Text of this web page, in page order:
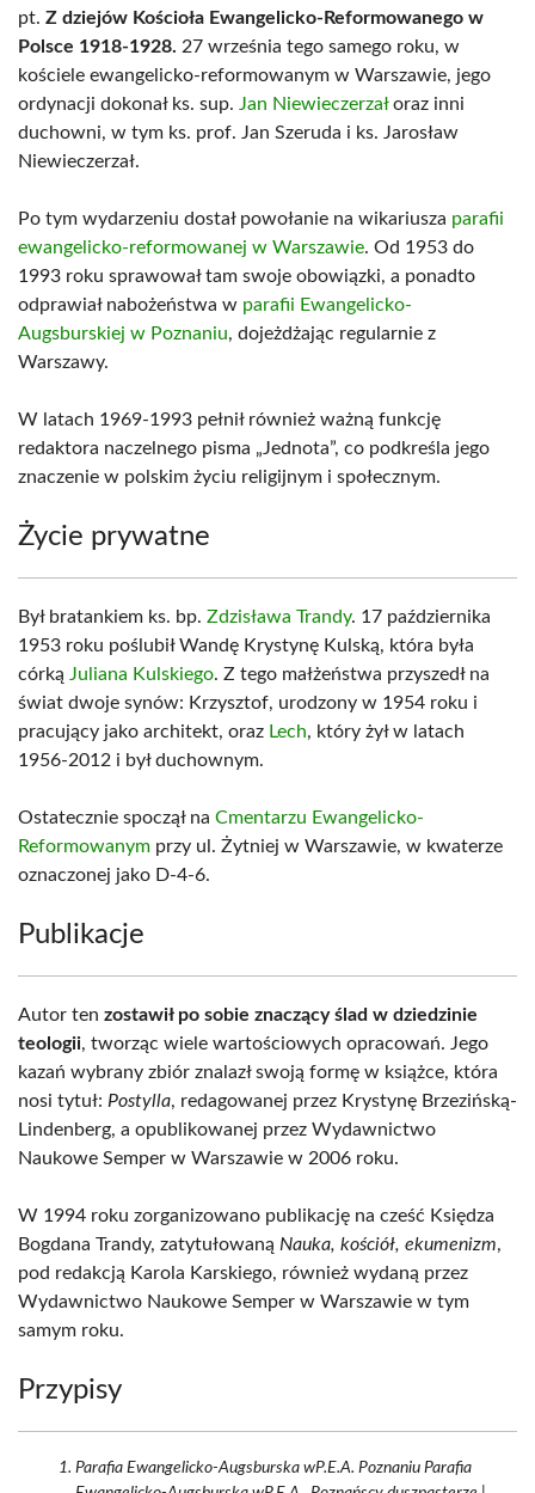
pt. Z dziejów Kościoła Ewangelicko-Reformowanego w
Polsce 1918-1928. 27 września tego samego roku, w
kościele ewangelicko-reformowanym w Warszawie, jego
ordynacji dokonał ks. sup. Jan Niewieczerzałoraz inni
duchowni, w tym ks. prof. Jan Szeruda i ks. Jarosław
Niewieczerzał.
Po tym wydarzeniu dostał powołanie na wikariusza parafii
ewangelicko-reformowanej w Warszawie. Od 1953 do
1993 roku sprawował tam swoje obowiązki, a ponadto
odprawiał nabożeństwa w parafii Ewangelicko-
Augsburskiej w Poznaniu, dojeżdżając regularnie z
Warszawy.
W latach 1969-1993 pełnił również ważną funkcję
redaktora naczelnego pisma „Jednota”, co podkreśla jego
znaczenie w polskim życiu religijnym i społecznym.
Życie prywatne
Był bratankiem ks. bp. Zdzisława Trandy. 17 października
1953 roku poślubił Wandę Krystynę Kulską, która była
córką Juliana Kulskiego. Z tego małżeństwa przyszedł na
świat dwoje synów: Krzysztof, urodzony w 1954 roku i
pracujący jako architekt, oraz Lech, który żył w latach
1956-2012 i był duchownym.
Ostatecznie spoczął na Cmentarzu Ewangelicko-
Reformowanym przy ul. Żytniej w Warszawie, w kwaterze
oznaczonej jako D-4-6.
Publikacje
Autor ten zostawił po sobie znaczący ślad w dziedzinie
teologii, tworząc wiele wartościowych opracowań. Jego
kazań wybrany zbiór znalazł swoją formę w książce, która
nosi tytuł: Postylla, redagowanej przez Krystynę Brzezińską-
Lindenberg, a opublikowanej przez Wydawnictwo
Naukowe Semper w Warszawie w 2006 roku.
W 1994 roku zorganizowano publikację na cześć Księdza
Bogdana Trandy, zatytułowaną Nauka, kościół, ekumenizm,
pod redakcją Karola Karskiego, również wydaną przez
Wydawnictwo Naukowe Semper w Warszawie w tym
samym roku.
Przypisy
Parafia Ewangelicko-Augsburska wP.E.A. Poznaniu Parafia